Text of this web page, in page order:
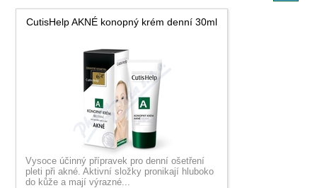
CutisHelp AKNÉ konopný krém denní 30ml
Vysoce účinný přípravek pro denní ošetření
pleti při akné. Aktivní složky pronikají hluboko
do kůže a mají výrazné...